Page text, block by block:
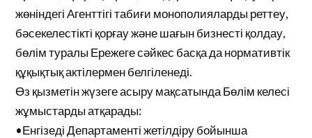
жөніндегі Агенттігі табиғи монополияларды реттеу,
бәсекелестікті қорғау және шағын бизнесті қолдау,
бөлім туралы Ережеге сәйкес басқа да нормативтік
құқықтық актілермен белгіленеді.
Өз қызметін жүзеге асыру мақсатында Бөлім келесі
жұмыстарды атқарады:
•Енгізеді Департаменті жетілдіру бойынша